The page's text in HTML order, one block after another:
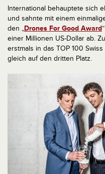
International behauptete sich
und sahnte mit einem
den „Drones For Good Award
einer Millionen US-Dollar ab.
erstmals in das TOP 100
gleich auf den dritten Platz.